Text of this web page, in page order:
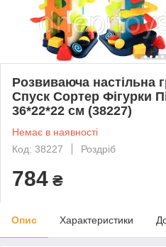
Розвиваюча настільна
Спуск Сортер Фігурки
36*22*22 см (38227)
Немає в наявності
Код: 38227
Роздріб
784 ₴
Опис Характеристики